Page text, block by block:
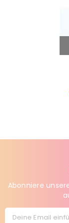
Abonniere
Deine Email